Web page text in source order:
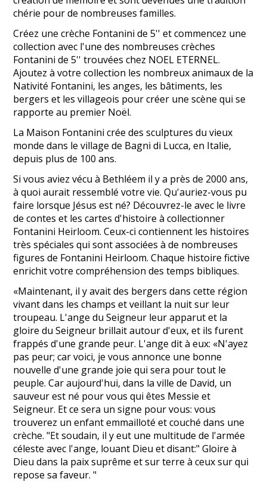
chérie pour de nombreuses familles.
Créez une crèche Fontanini de 5'' et commencez une
collection avec l'une des nombreuses crèches
Fontanini de 5'' trouvées chez NOEL ETERNEL.
Ajoutez à votre collection les nombreux animaux de la
Nativité Fontanini, les anges, les bâtiments, les
bergers et les villageois pour créer une scène qui se
rapporte au premier Noël.
La Maison Fontanini crée des sculptures du vieux
monde dans le village de Bagni di Lucca, en Italie,
depuis plus de 100 ans.
Si vous aviez vécu à Bethléem il y a près de 2000 ans,
à quoi aurait ressemblé votre vie. Qu'auriez-vous pu
faire lorsque Jésus est né? Découvrez-le avec le livre
de contes et les cartes d'histoire à collectionner
Fontanini Heirloom. Ceux-ci contiennent les histoires
très spéciales qui sont associées à de nombreuses
figures de Fontanini Heirloom. Chaque histoire fictive
enrichit votre compréhension des temps bibliques.
«Maintenant, il y avait des bergers dans cette région
vivant dans les champs et veillant la nuit sur leur
troupeau. L'ange du Seigneur leur apparut et la
gloire du Seigneur brillait autour d'eux, et ils furent
frappés d'une grande peur. L'ange dit à eux: «N'ayez
pas peur; car voici, je vous annonce une bonne
nouvelle d'une grande joie qui sera pour tout le
peuple. Car aujourd'hui, dans la ville de David, un
sauveur est né pour vous qui êtes Messie et
Seigneur. Et ce sera un signe pour vous: vous
trouverez un enfant emmailloté et couché dans une
crèche. "Et soudain, il y eut une multitude de l'armée
céleste avec l'ange, louant Dieu et disant:" Gloire à
Dieu dans la paix suprême et sur terre à ceux sur qui
repose sa faveur. "